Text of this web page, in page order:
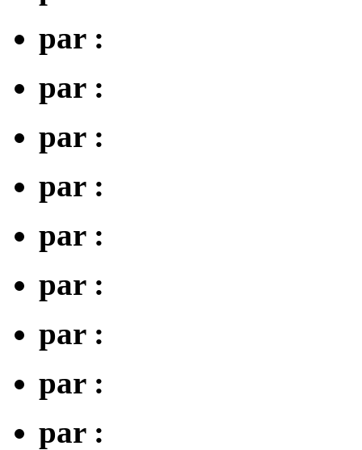
par :
par :
par :
par :
par :
par :
par :
par :
par :